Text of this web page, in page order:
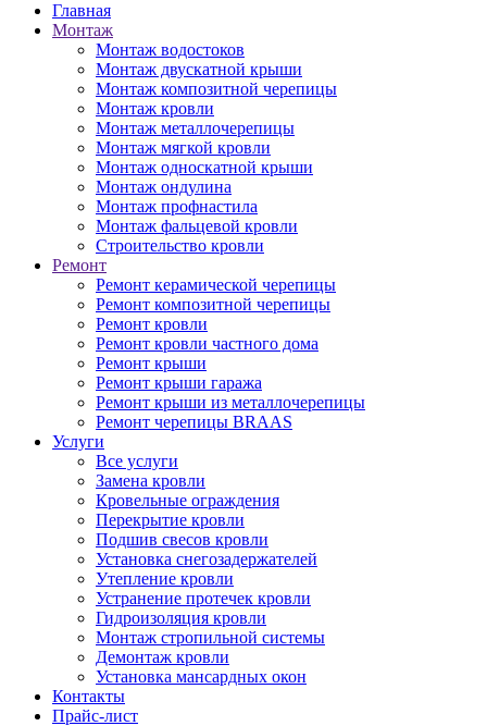
Главная
Монтаж
Монтаж водостоков
Монтаж двускатной крыши
Монтаж композитной черепицы
Монтаж кровли
Монтаж металлочерепицы
Монтаж мягкой кровли
Монтаж односкатной крыши
Монтаж ондулина
Монтаж профнастила
Монтаж фальцевой кровли
Строительство кровли
Ремонт
Ремонт керамической черепицы
Ремонт композитной черепицы
Ремонт кровли
Ремонт кровли частного дома
Ремонт крыши
Ремонт крыши гаража
Ремонт крыши из металлочерепицы
Ремонт черепицы BRAAS
Услуги
Все услуги
Замена кровли
Кровельные ограждения
Перекрытие кровли
Подшив свесов кровли
Установка снегозадержателей
Утепление кровли
Устранение протечек кровли
Гидроизоляция кровли
Монтаж стропильной системы
Демонтаж кровли
Установка мансардных окон
Контакты
Прайс-лист